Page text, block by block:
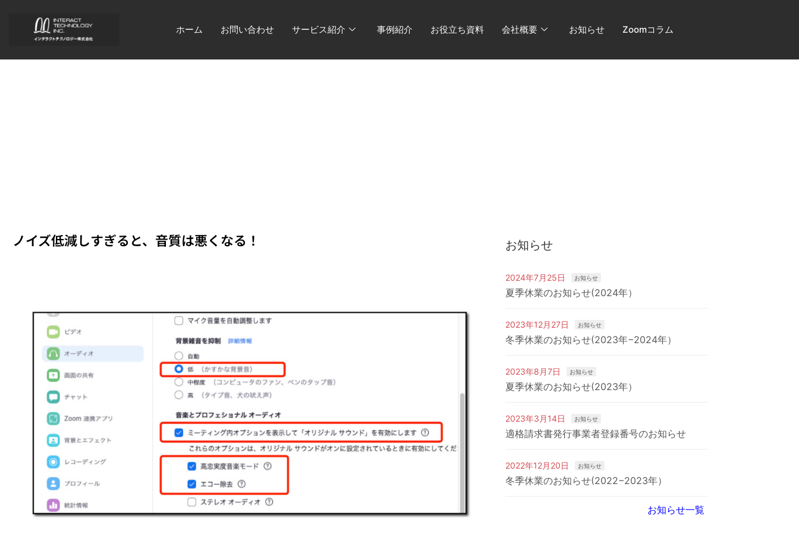
ホーム お問い合わせ サービス紹介 事例紹介 お役立ち資料 会社概要 お知らせ Zoomコラム
ノイズ低減しすぎると、音質は悪くなる！ お知らせ
2024年7月25日 お知らせ
夏季休業のお知らせ(2024年）
2023年12月27日 お知らせ
冬季休業のお知らせ(2023年−2024年）
2023年8月7日 お知らせ
夏季休業のお知らせ(2023年）
2023年3月14日 お知らせ
適格請求書発行事業者登録番号のお知らせ
2022年12月20日 お知らせ
冬季休業のお知らせ(2022−2023年）
お知らせ一覧